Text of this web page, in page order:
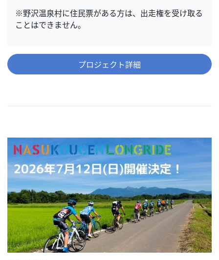
※野沢温泉村に住民票がある方は、出走権を受け取る
ことはできません。
プロジェクト詳細